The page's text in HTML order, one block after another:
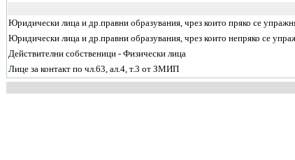
Юридически лица и др.правни образувания, чрез които пряко се
Юридически лица и др.правни образувания, чрез които непряко се
Действителни собственици - Физически лица
Лице за контакт по чл.63, ал.4, т.3 от ЗМИП